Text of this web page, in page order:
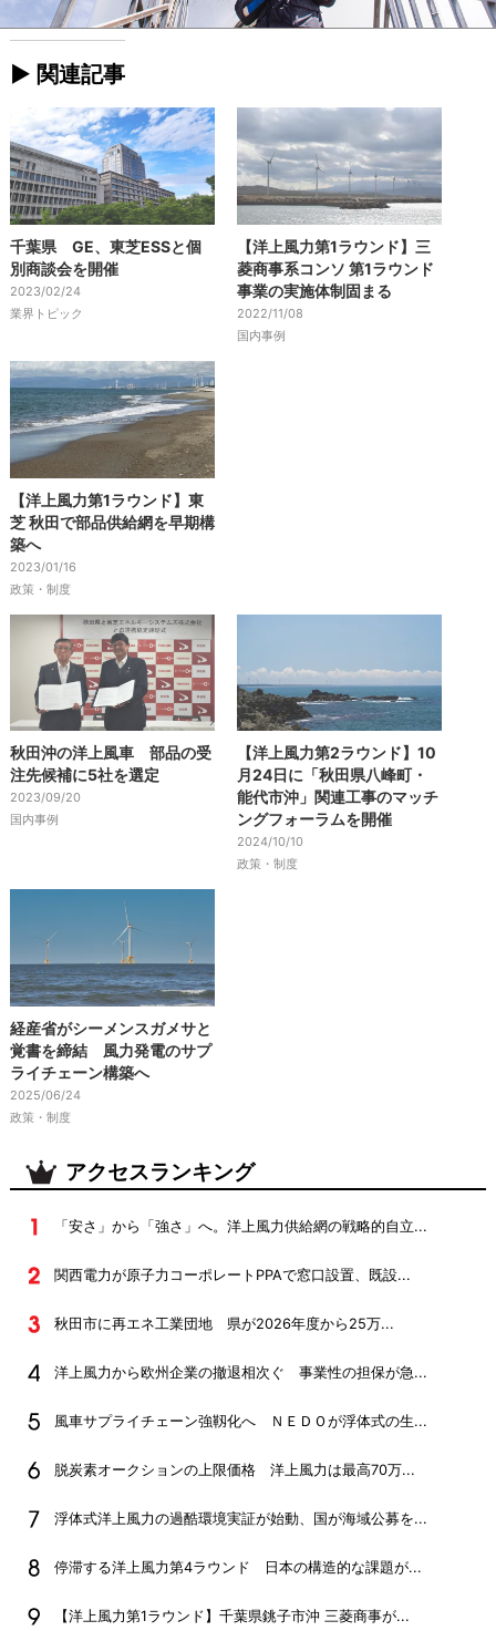
► 関連記事
千葉県 GE、東芝ESSと個
別商談会を開催
2023/02/24
業界トピック
【洋上風力第1ラウンド】三
菱商事系コンソ 第1ラウンド
事業の実施体制固まる
2022/11/08
国内事例
【洋上風力第1ラウンド】東
芝 秋田で部品供給網を早期構
築へ
2023/01/16
政策・制度
秋田沖の洋上風車 部品の受
注先候補に5社を選定
2023/09/20
国内事例
【洋上風力第2ラウンド】10
月24日に「秋田県八峰町・
能代市沖」関連工事のマッチ
ングフォーラムを開催
2024/10/10
政策・制度
経産省がシーメンスガメサと
覚書を締結 風力発電のサプ
ライチェーン構築へ
2025/06/24
政策・制度
アクセスランキング
「安さ」から「強さ」へ。洋上風力供給網の戦略的自立...
関西電力が原子力コーポレートPPAで窓口設置、既設...
秋田市に再エネ工業団地 県が2026年度から25万...
洋上風力から欧州企業の撤退相次ぐ 事業性の担保が急...
風車サプライチェーン強靱化へ ＮＥＤＯが浮体式の生...
脱炭素オークションの上限価格 洋上風力は最高70万...
浮体式洋上風力の過酷環境実証が始動、国が海域公募を...
停滞する洋上風力第4ラウンド 日本の構造的な課題が...
【洋上風力第1ラウンド】千葉県銚子市沖 三菱商事が...